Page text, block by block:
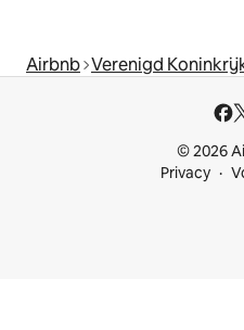
Airbnb Verenigd
© 2026
Privacy